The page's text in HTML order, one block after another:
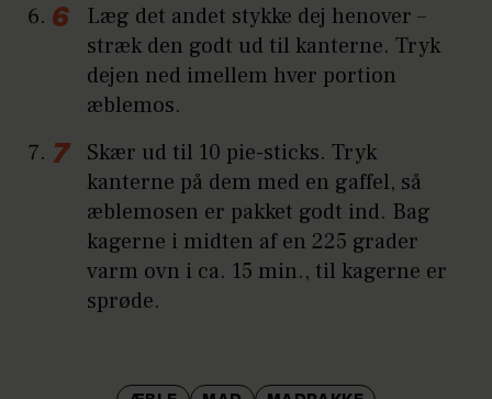
Læg det andet stykke dej henover –
stræk den godt ud til kanterne. Tryk
dejen ned imellem hver portion
æblemos.
Skær ud til 10 pie-sticks. Tryk
kanterne på dem med en gaffel, så
æblemosen er pakket godt ind. Bag
kagerne i midten af en 225 grader
varm ovn i ca. 15 min., til kagerne er
sprøde.